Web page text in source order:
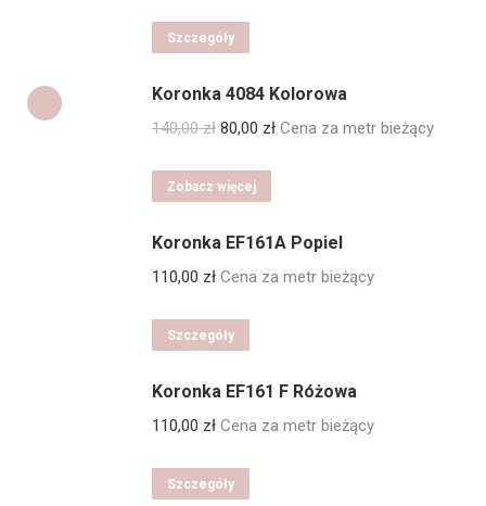
Szczegóły
Koronka 4084 Kolorowa
140,00zł Pierwotna
wynosiła:
80,00 złAktualna
Cena za metr bieżący
Zobacz więcej
Koronka EF161A Popiel
110,00 zł Cena za metr bieżący
Szczegóły
Koronka EF161 F Różowa
110,00 zł Cena za metr bieżący
Szczegóły